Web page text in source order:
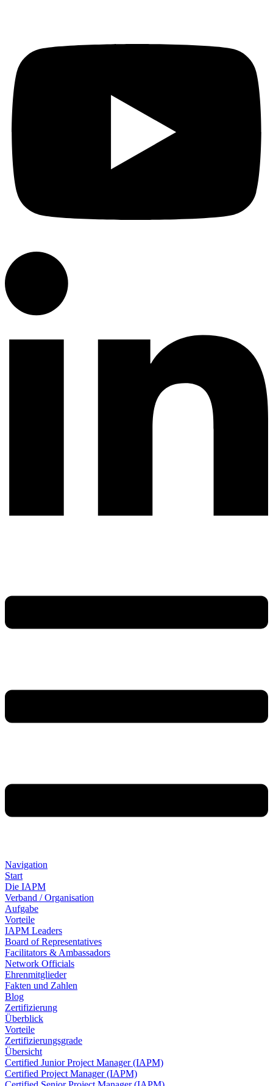
Navigation
Start
Die IAPM
Verband / Organisation
Aufgabe
Vorteile
IAPM Leaders
Board of Representatives
Facilitators & Ambassadors
Network Officials
Ehrenmitglieder
Fakten und Zahlen
Blog
Zertifizierung
Überblick
Vorteile
Zertifizierungsgrade
Übersicht
Certified Junior Project Manager (IAPM)
Certified Project Manager (IAPM)